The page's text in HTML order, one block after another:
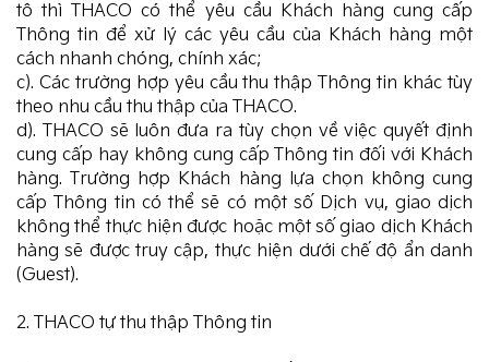
tô thì THACO có thể yêu cầu Khách hàng cung cấp
Thông tin để xử lý các yêu cầu của Khách hàng một
cách nhanh chóng, chính xác;
c). Các trường hợp yêu cầu thu thập Thông tin khác tùy
theo nhu cầu thu thập của THACO.
d). THACO sẽ luôn đưa ra tùy chọn về việc quyết định
cung cấp hay không cung cấp Thông tin đối với Khách
hàng. Trường hợp Khách hàng lựa chọn không cung
cấp Thông tin có thể sẽ có một số Dịch vụ, giao dịch
không thể thực hiện được hoặc một số giao dịch Khách
hàng sẽ được truy cập, thực hiện dưới chế độ ẩn danh
(Guest).
2. THACO tự thu thập Thông tin